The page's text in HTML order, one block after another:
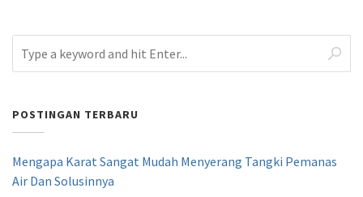
POSTINGAN TERBARU
Mengapa Karat Sangat Mudah Menyerang Tangki Pemanas
Air Dan Solusinnya